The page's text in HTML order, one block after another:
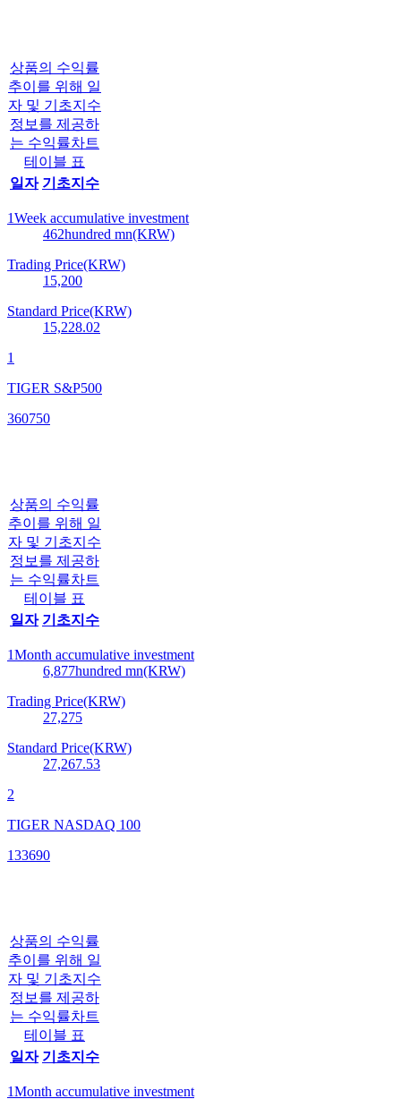
상품의 수익률
추이를 위해 일
자 및 기초지수
정보를 제공하
는 수익률차트
테이블 표
일자 기초지수
1Week accumulative investment
462hundred mn(KRW)
Trading Price(KRW)
15,200
Standard Price(KRW)
15,228.02
1
TIGER S&P500
360750
상품의 수익률
추이를 위해 일
자 및 기초지수
정보를 제공하
는 수익률차트
테이블 표
일자 기초지수
1Month accumulative investment
6,877hundred mn(KRW)
Trading Price(KRW)
27,275
Standard Price(KRW)
27,267.53
2
TIGER NASDAQ 100
133690
상품의 수익률
추이를 위해 일
자 및 기초지수
정보를 제공하
는 수익률차트
테이블 표
일자 기초지수
1Month accumulative investment